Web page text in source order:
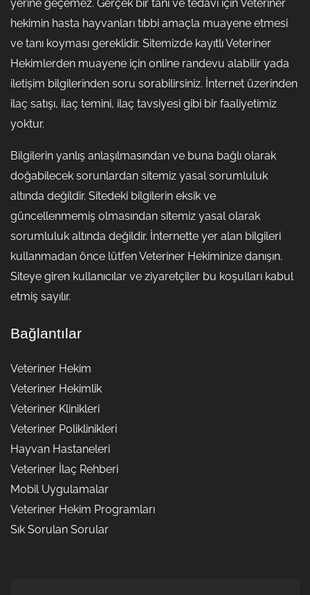
yerine geçemez. Gerçek bir tanı ve tedavi için Veteriner
hekimin hasta hayvanları tıbbi amaçla muayene etmesi
ve tanı koyması gereklidir. Sitemizde kayıtlı Veteriner
Hekimlerden muayene için online randevu alabilir yada
iletişim bilgilerinden soru sorabilirsiniz. İnternet üzerinden
ilaç satışı, ilaç temini, ilaç tavsiyesi gibi bir faaliyetimiz
yoktur.
Bilgilerin yanlış anlaşılmasından ve buna bağlı olarak
doğabilecek sorunlardan sitemiz yasal sorumluluk
altında değildir. Sitedeki bilgilerin eksik ve
güncellenmemiş olmasından sitemiz yasal olarak
sorumluluk altında değildir. İnternette yer alan bilgileri
kullanmadan önce lütfen Veteriner Hekiminize danışın.
Siteye giren kullanıcılar ve ziyaretçiler bu koşulları kabul
etmiş sayılır.
Bağlantılar
Veteriner Hekim
Veteriner Hekimlik
Veteriner Klinikleri
Veteriner Poliklinikleri
Hayvan Hastaneleri
Veteriner İlaç Rehberi
Mobil Uygulamalar
Veteriner Hekim Programları
Sık Sorulan Sorular